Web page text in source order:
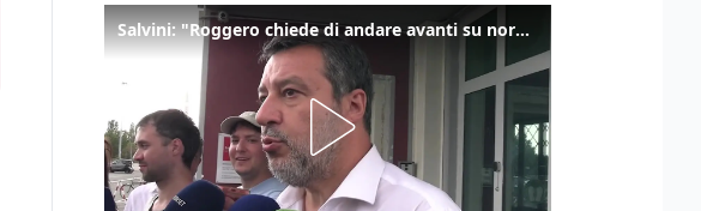
Salvini: "Roggero chiede di andare avanti su norma anti-risarcimenti"